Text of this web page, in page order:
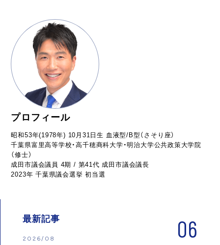
プロフィール
昭和53年(1978年) 10月31日生 血液型/B型（さそり座）
千葉県富里高等学校・高千穂商科大学・明治大学公共政策大学院
（修士）
成田市議会議員 4期 / 第41代 成田市議会議長
2023年 千葉県議会選挙 初当選
最新記事
2026/08 06